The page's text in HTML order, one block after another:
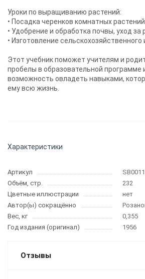
Уроки по выращиванию растений:
• Посадка черенков комнатных
• Удобрение и обработка почвы, уход за
• Изготовление сельскохозяйственного
Этот учебник поможет учителям и
пробелы в образовательной программе
возможность овладеть навыками,
ему всю жизнь.
Характеристики
Артикул
Объём, стр.
232
Цветные иллюстрации
нет
Автор(ы) сокращённо
Вес, кг
0,355
Год издания (оригинал)
1956
Отзывы